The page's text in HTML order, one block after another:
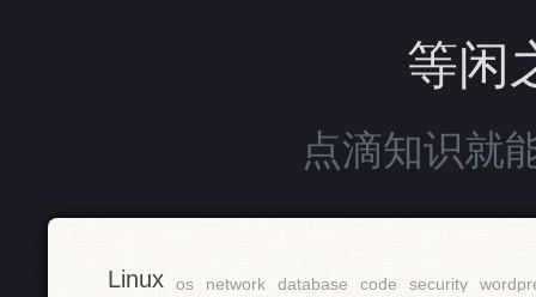
等闲
点滴知识就
Linux os network database code security